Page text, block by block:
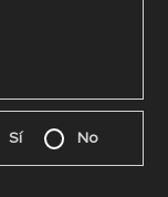
Sí No